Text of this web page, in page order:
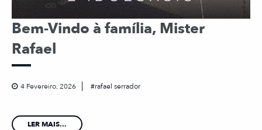
Bem-Vindo à família, Mister
Rafael
4 Fevereiro, 2026 rafael serrador
LER MAIS...